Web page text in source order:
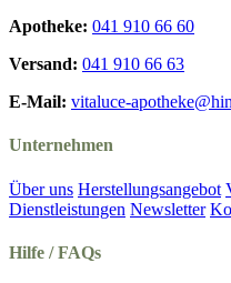
Apotheke: 041 910 66 60
Versand: 041 910 66 63
E-Mail: vitaluce-
Unternehmen
Über uns Herstellungsangebot
Dienstleistungen Newsletter
Hilfe / FAQs